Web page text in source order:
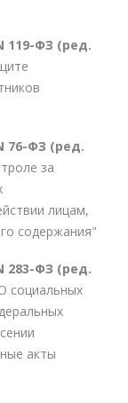
119-ФЗ (ред.
76-ФЗ (ред.
за
лицам,
содержания"
283-ФЗ (ред.
социальных
акты